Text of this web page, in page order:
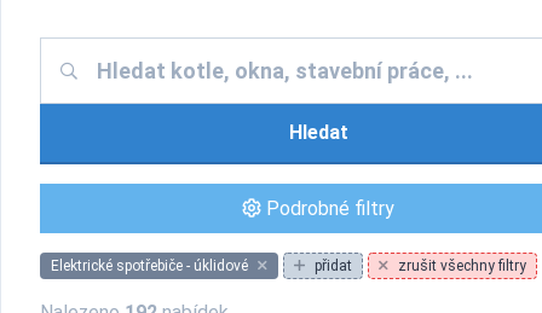
Hledat
Podrobné filtry
Elektrické spotřebiče - úklidové přidat zrušit všechny filtry